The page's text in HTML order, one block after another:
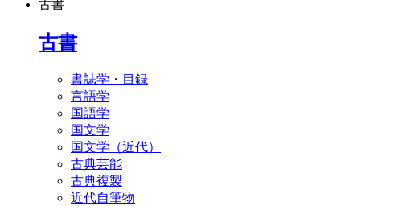
古書
古書
書誌学・目録
言語学
国語学
国文学
国文学（近代）
古典芸能
古典複製
近代自筆物